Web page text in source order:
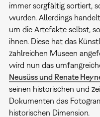
immer sorgfältig sortiert,
wurden. Allerdings
um die Artefakte selbst,
ihnen. Diese hat das
zahlreichen Museen
wird nun das
Neusüss und Renate
seinen historischen und
Dokumenten das
historischen Dimension.